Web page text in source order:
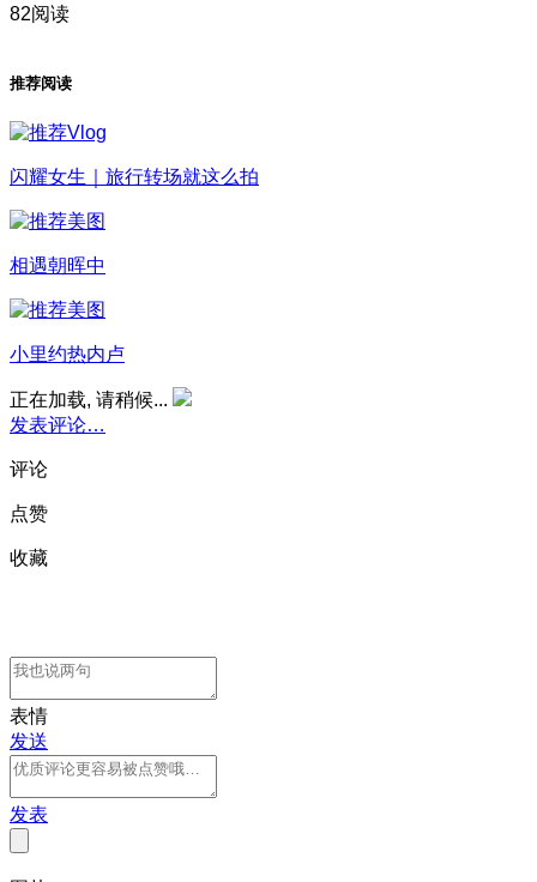
82阅读
推荐阅读
闪耀女生｜旅行转场就这么拍
相遇朝晖中
小里约热内卢
正在加载, 请稍候...
发表评论…
评论
点赞
收藏
表情
发送
发表